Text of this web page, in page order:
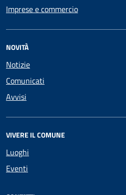
Imprese e commercio
NOVITÀ
Notizie
Comunicati
Avvisi
VIVERE IL COMUNE
Luoghi
Eventi